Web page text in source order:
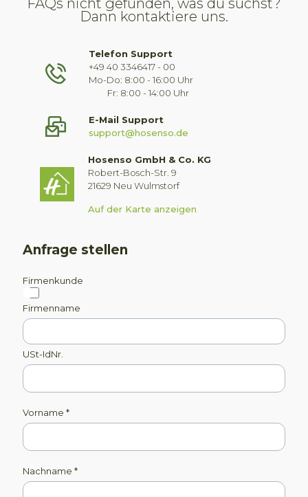
Dann kontaktiere uns.
Anfrage stellen
Firmenkunde
Firmenname
USt-IdNr.
Vorname *
Nachname *
Telefon Support
+49 40 3346417 - 00
Mo-Do: 8:00 - 16:00 Uhr
Fr: 8:00 - 14:00 Uhr
E-Mail Support
support@hosenso.de
Hosenso GmbH & Co. KG
Robert-Bosch-Str. 9
21629 Neu Wulmstorf
Auf der Karte anzeigen